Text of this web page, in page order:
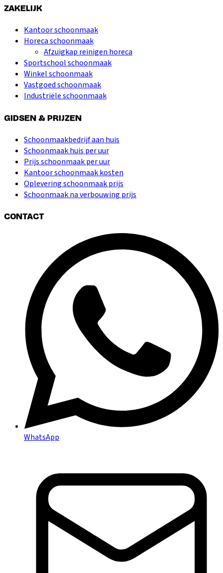
ZAKELIJK
Kantoor schoonmaak
Horeca schoonmaak
Afzuigkap reinigen horeca
Sportschool schoonmaak
Winkel schoonmaak
Vastgoed schoonmaak
Industriële schoonmaak
GIDSEN & PRIJZEN
Schoonmaakbedrijf aan huis
Schoonmaak huis per uur
Prijs schoonmaak per uur
Kantoor schoonmaak kosten
Oplevering schoonmaak prijs
Schoonmaak na verbouwing prijs
CONTACT
WhatsApp